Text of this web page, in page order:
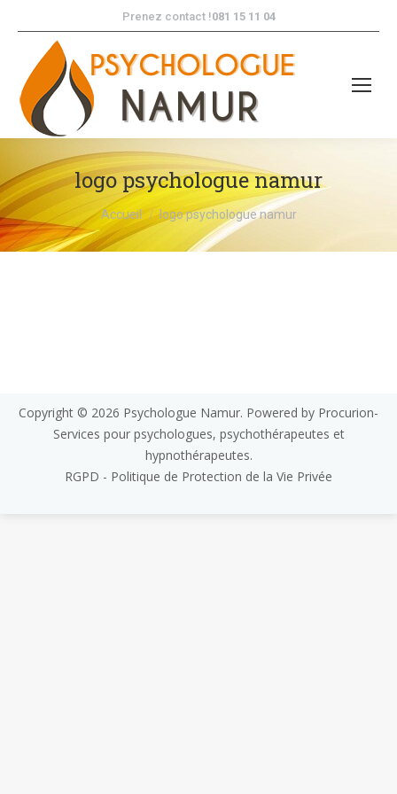
Prenez contact !081 15 11 04
logo psychologue namur
Vous êtes ici :
Accueil logo psychologue namur
Copyright © 2026 Psychologue Namur. Powered by Procurion-
Services pour psychologues, psychothérapeutes et
hypnothérapeutes.
RGPD - Politique de Protection de la Vie Privée